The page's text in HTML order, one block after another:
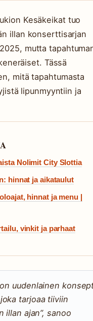
Kesäkeikat tuo
illan konserttisarjan
mutta
Tässä
mitä tapahtumasta
lipunmyyntiin ja
Nolimit City Slottia
hinnat ja aikataulut
hinnat ja menu |
vinkit ja parhaat
uudenlainen
tarjoaa tiiviin
ajan”, sanoo